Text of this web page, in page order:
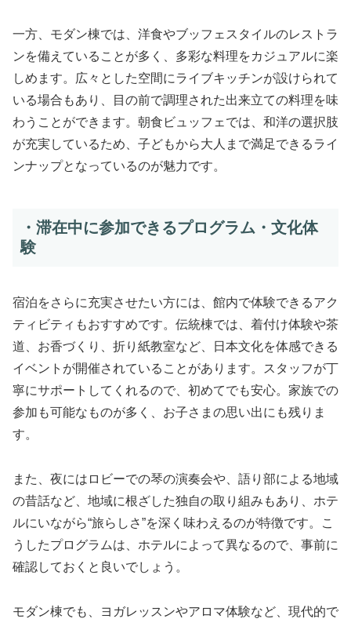
一方、モダン棟では、洋食やブッフェスタイルのレストラ
ンを備えていることが多く、多彩な料理をカジュアルに楽
しめます。広々とした空間にライブキッチンが設けられて
いる場合もあり、目の前で調理された出来立ての料理を味
わうことができます。朝食ビュッフェでは、和洋の選択肢
が充実しているため、子どもから大人まで満足できるライ
ンナップとなっているのが魅力です。
・滞在中に参加できるプログラム・文化体
験
宿泊をさらに充実させたい方には、館内で体験できるアク
ティビティもおすすめです。伝統棟では、着付け体験や茶
道、お香づくり、折り紙教室など、日本文化を体感できる
イベントが開催されていることがあります。スタッフが丁
寧にサポートしてくれるので、初めてでも安心。家族での
参加も可能なものが多く、お子さまの思い出にも残りま
す。
また、夜にはロビーでの琴の演奏会や、語り部による地域
の昔話など、地域に根ざした独自の取り組みもあり、ホテ
ルにいながら“旅らしさ”を深く味わえるのが特徴です。こ
うしたプログラムは、ホテルによって異なるので、事前に
確認しておくと良いでしょう。
モダン棟でも、ヨガレッスンやアロマ体験など、現代的で